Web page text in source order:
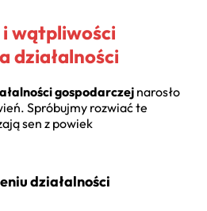
wątpliwości
działalności
gospodarczejnarosło
Spróbujmy rozwiać te
sen z powiek
działalności